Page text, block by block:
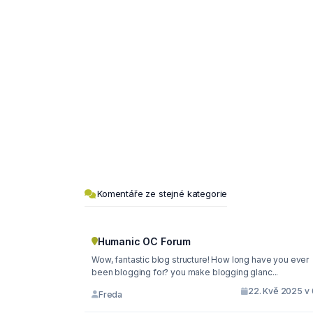
Komentáře ze stejné kategorie
Humanic OC Forum
Wow, fantastic blog structure! How long have you ever
been blogging for? you make blogging glanc...
Freda 22. Kvě 2025 v